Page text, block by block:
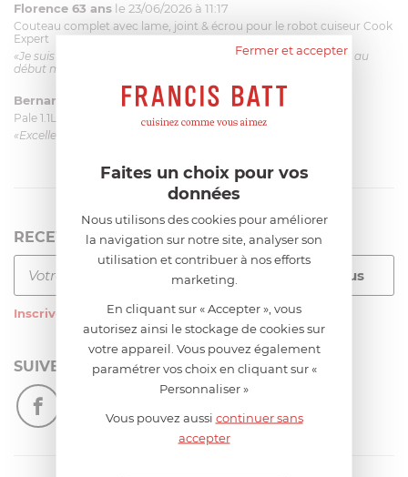
Florence 63 ans le 23/06/2026 à 11:17
Couteau complet avec lame, joint & écrou pour le robot cuiseur Cook
Expert
«Je suis satisfaite du couteau Magimix. L'écrou est un peu dur au
début mais ça le fait. La livraison a été très rapide. ...»
Bernard le 23/06/2026 à 09:43
Pale 1.1L pour Glacier Magimix 11031/121/123/124
«Excellent: produit et livraison»
RECEVEZ LA NEWSLETTER
Inscrivez-vous à notre newsletter
SUIVEZ-NOUS
Fermer et accepter
Faites un choix pour vos
données
Nous utilisons des cookies pour améliorer
la navigation sur notre site, analyser son
utilisation et contribuer à nos efforts
marketing.
En cliquant sur « Accepter », vous
autorisez ainsi le stockage de cookies sur
votre appareil. Vous pouvez également
paramétrer vos choix en cliquant sur «
Personnaliser »
Vous pouvez aussi continuer sans
accepter